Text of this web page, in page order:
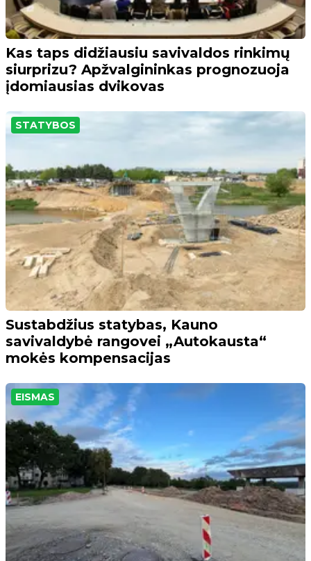
Kas taps didžiausiu savivaldos rinkimų
siurprizu? Apžvalgininkas prognozuoja
įdomiausias dvikovas
STATYBOS
Sustabdžius statybas, Kauno
savivaldybė rangovei „Autokausta“
mokės kompensacijas
EISMAS